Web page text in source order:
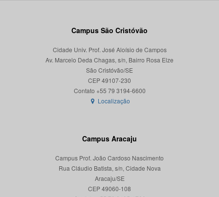
Campus São Cristóvão
Cidade Univ. Prof. José Aloísio de Campos
Av. Marcelo Deda Chagas, s/n, Bairro Rosa Elze
São Cristóvão/SE
CEP 49107-230
Localização
Campus Aracaju
Campus Prof. João Cardoso Nascimento
Rua Cláudio Batista, s/n, Cidade Nova
Aracaju/SE
CEP 49060-108